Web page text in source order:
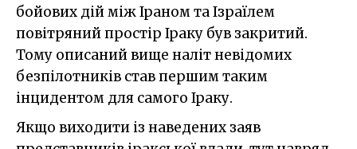
бойових дій між Іраном та Ізраїлем
повітряний простір Іраку був закритий.
Тому описаний вище наліт невідомих
безпілотників став першим таким
інцидентом для самого Іраку.
Якщо виходити із наведених заяв